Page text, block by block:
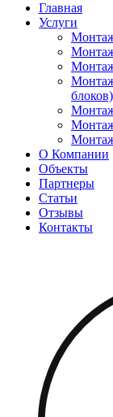
Главная
Услуги
блоков)
О Компании
Объекты
Партнеры
Статьи
Отзывы
Контакты